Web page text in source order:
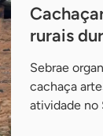
rurais
Sebrae
cachaça
atividade no